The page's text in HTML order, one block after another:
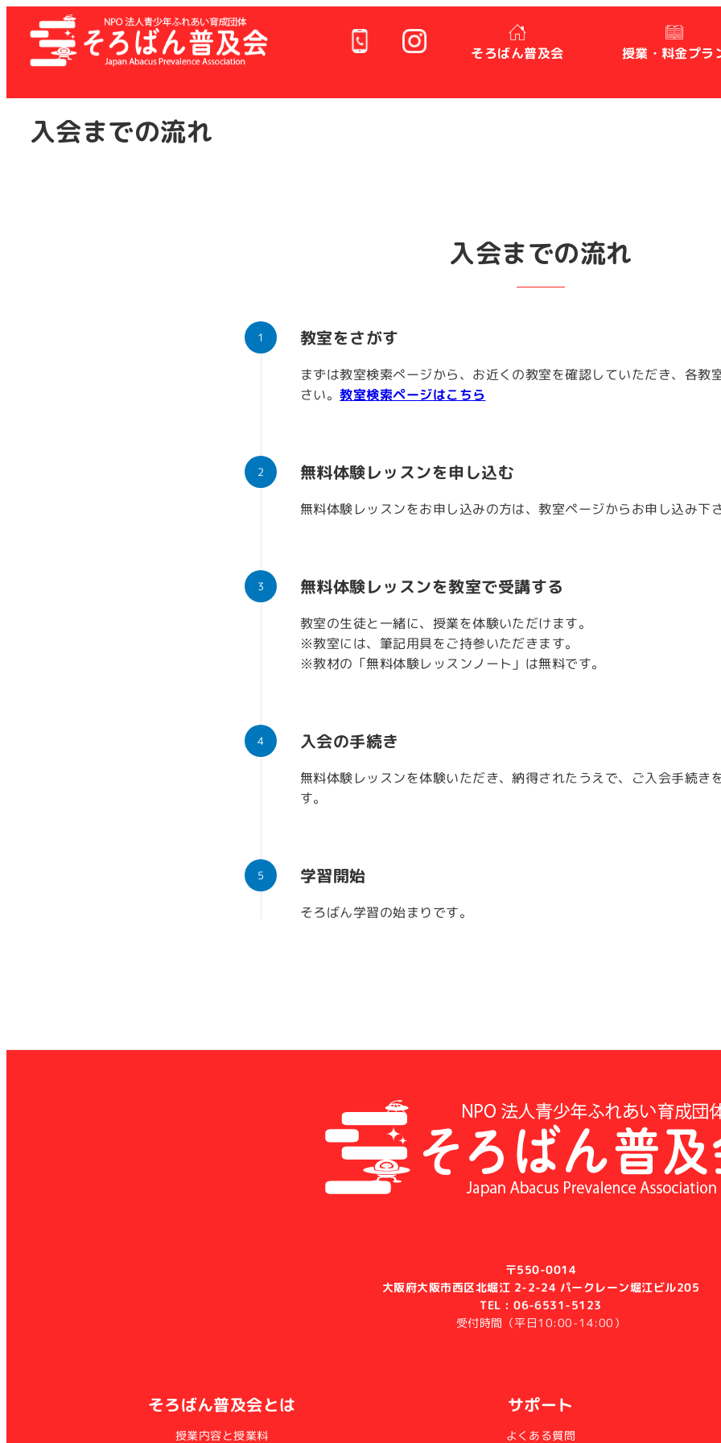
ン
そろばん普及会 授業・料金プラ
入会までの流れ
入会までの流れ
教室をさがす
まずは教室検索ぺージから、お近くの教室を確認していただき、各教
さい。教室検索ページはこちら
無料体験レッスンを申し込む
無料体験レッスンをお申し込みの方は、教室ページからお申し込み下さ
無料体験レッスンを教室で受講する
教室の生徒と一緒に、授業を体験いただけます。
※教室には、筆記用具をご持参いただきます。
※教材の「無料体験レッスンノート」は無料です。
入会の手続き
無料体験レッスンを体験いただき、納得されたうえで、ご入会手続き
す。
学習開始
そろばん学習の始まりです。
〒550-0014
大阪府大阪市西区北堀江 2-2-24 パークレーン堀江ビル205
TEL : 06-6531-5123
受付時間（平日10:00-14:00）
そろばん普及会とは
授業内容と授業料
サポート
よくある質問